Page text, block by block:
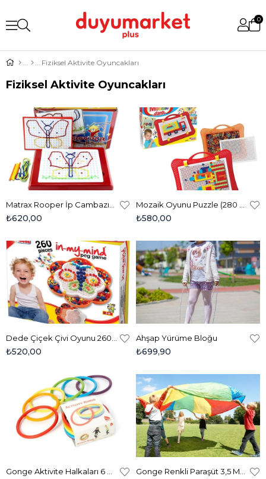
0
Fiziksel Aktivite Oyuncakları
Fiziksel Aktivite Oyuncakları
₺620,00 ₺580,00
₺520,00
Ahşap Yürüme Bloğu
₺699,90